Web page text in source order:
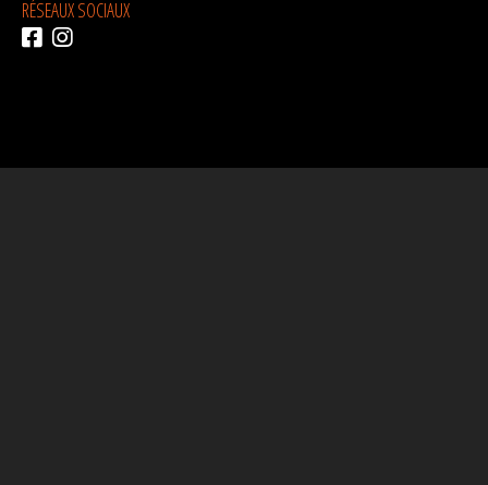
RÉSEAUX SOCIAUX